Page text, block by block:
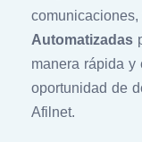
Automatizadas
manera rápida y
oportunidad de
Afilnet.